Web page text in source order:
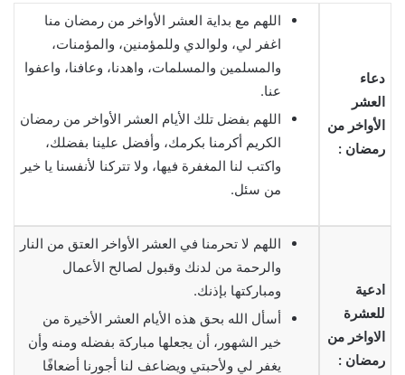
دعاء
العشر
الأواخر من
رمضان :
اللهم مع بداية العشر الأواخر من رمضان منا
اغفر لي، ولوالدي وللمؤمنين، والمؤمنات،
والمسلمين والمسلمات، واهدنا، وعافنا، واعفوا
عنا.
اللهم بفضل تلك الأيام العشر الأواخر من رمضان
الكريم أكرمنا بكرمك، وأفضل علينا بفضلك،
واكتب لنا المغفرة فيها، ولا تتركنا لأنفسنا يا خير
من سئل.
ادعية
للعشرة
الاواخر من
رمضان :
اللهم لا تحرمنا في العشر الأواخر العتق من النار
والرحمة من لدنك وقبول لصالح الأعمال
ومباركتها بإذنك.
أسأل الله بحق هذه الأيام العشر الأخيرة من
خير الشهور، أن يجعلها مباركة بفضله ومنه وأن
يغفر لي ولأحبتي ويضاعف لنا أجورنا أضعافًا